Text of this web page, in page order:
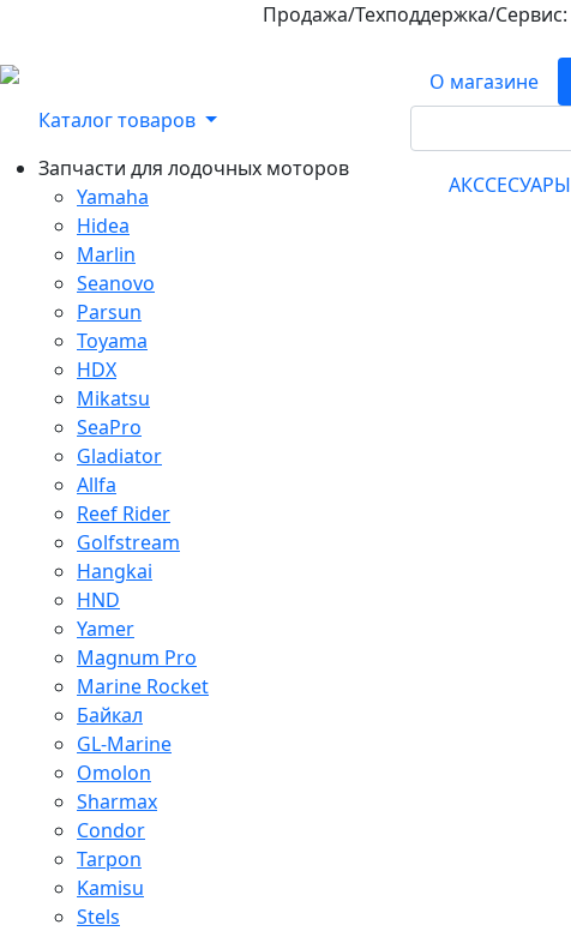
Продажа/Техподдержка/Сервис:
Каталог товаров
Запчасти для лодочных моторов
Yamaha
Hidea
Marlin
Seanovo
Parsun
Toyama
HDX
Mikatsu
SeaPro
Gladiator
Allfa
Reef Rider
Golfstream
Hangkai
HND
Yamer
Magnum Pro
Marine Rocket
Байкал
GL-Marine
Omolon
Sharmax
Condor
Tarpon
Kamisu
Stels
О магазине
АКССЕСУАРЫ